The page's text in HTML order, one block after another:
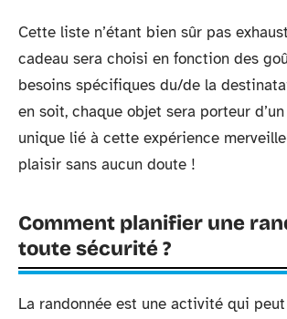
Cette liste n’étant bien sûr pas
cadeau sera choisi en fonction des
besoins spécifiques du/de la
en soit, chaque objet sera porteur
unique lié à cette expérience
plaisir sans aucun doute !
Comment planifier une
toute sécurité ?
La randonnée est une activité qui